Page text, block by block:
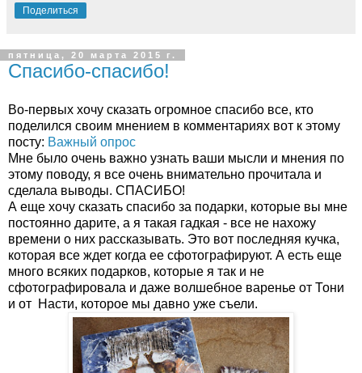
Поделиться
пятница, 20 марта 2015 г.
Спасибо-спасибо!
Во-первых хочу сказать огромное спасибо все, кто
поделился своим мнением в комментариях вот к этому
посту: Важный опрос
Мне было очень важно узнать ваши мысли и мнения по
этому поводу, я все очень внимательно прочитала и
сделала выводы. СПАСИБО!
А еще хочу сказать спасибо за подарки, которые вы мне
постоянно дарите, а я такая гадкая - все не нахожу
времени о них рассказывать. Это вот последняя кучка,
которая все ждет когда ее сфотографируют. А есть еще
много всяких подарков, которые я так и не
сфотографировала и даже волшебное варенье от Тони
и от Насти, которое мы давно уже съели.